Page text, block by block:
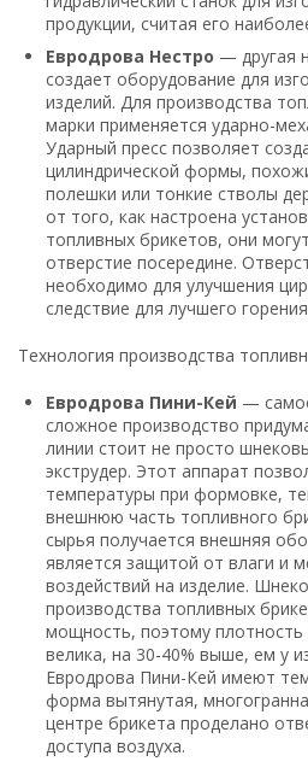
продукции, считая его
Евродрова Нестро — другая
создает оборудование для
изделий. Для производства
марки применяется ударно-
Ударный пресс позволяет
цилиндрической формы,
полешки или тонкие стволы
от того, как настроена
топливных брикетов, они
отверстие посередине.
необходимо для улучшения
следствие для лучшего
Технология производства
Евродрова Пини-Кей —
сложное производство
линии стоит не просто
экструдер. Этот аппарат
температуры при формовке,
внешнюю часть топливного
сырья получается внешняя
является защитой от влаги и
воздействий на изделие.
производства топливных
мощность, поэтому
велика, на 30-40% выше, ем у
Евродрова Пини-Кей имеют
форма вытянутая,
центре брикета проделано
доступа воздуха.